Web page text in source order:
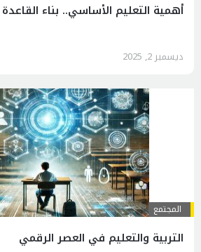
أهمية التعليم الأساسي.. بناء
ديسمبر 2, 2025
المجتمع
التربية والتعليم في العصر الرقمي